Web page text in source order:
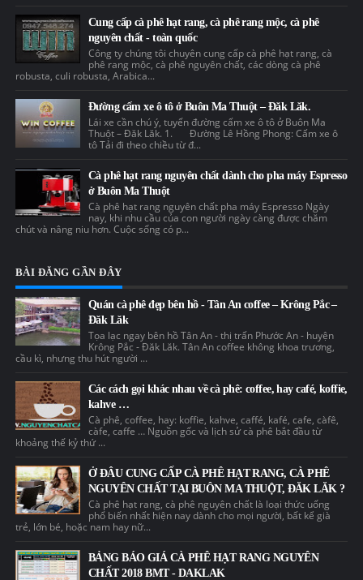
Cung cấp cà phê hạt rang, cà phê rang mộc, cà phê
nguyên chất - toàn quốc
Công ty chúng tôi chuyên cung cấp cà phê hạt rang, cà
phê rang mộc, cà phê nguyên chất, các dòng cà phê
robusta, culi robusta, Arabica...
Đường cấm xe ô tô ở Buôn Ma Thuột – Đăk Lăk.
Lái xe cần chú ý, tuyến đường cấm xe ô tô ở Buôn Ma
Thuột – Đăk Lăk. 1. Đường Lê Hồng Phong: Cấm xe ô
tô Tải đi theo chiều từ đ...
Cà phê hạt rang nguyên chất dành cho pha máy Espresso
ở Buôn Ma Thuột
Cà phê hạt rang nguyên chất pha máy Espresso Ngày
nay, khi nhu cầu của con người ngày càng được chăm
chút và nâng niu hơn. Cuộc sống có p...
BÀI ĐĂNG GẦN ĐÂY
Quán cà phê đẹp bên hồ - Tân An coffee – Krông Pắc –
Đăk Lăk
Tọa lạc ngay bên hồ Tân An - thị trấn Phước An - huyện
Krông Pắc - Đăk Lăk. Tân An coffee không khoa trương,
cầu kì, nhưng thu hút người ...
Các cách gọi khác nhau về cà phê: coffee, hay café, koffie,
kahve …
Cà phê, coffee, hay: koffie, kahve, caffé, kafé, cafe, càfê,
càfe, caffe … Nguồn gốc và lịch sử cà phê bắt đầu từ
khoảng thế kỷ thứ ...
Ở ĐÂU CUNG CẤP CÀ PHÊ HẠT RANG, CÀ PHÊ
NGUYÊN CHẤT TẠI BUÔN MA THUỘT, ĐĂK LĂK ?
Cà phê hạt rang, cà phê nguyên chất là loại thức uống
phổ biến nhất hiện nay dành cho mọi người, bất kể già
trẻ, lớn bé, hoặc nam hay nữ...
BẢNG BÁO GIÁ CÀ PHÊ HẠT RANG NGUYÊN
CHẤT 2018 BMT - DAKLAK